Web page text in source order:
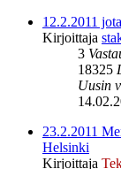
12.2.2011
Kirjoittaja
3
18325
Uusin
23.2.2011
Helsinki
Kirjoittaja